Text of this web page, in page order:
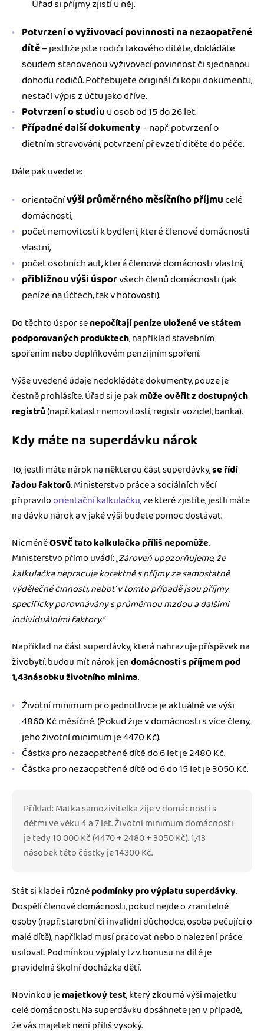
Úřad si příjmy zjistí u něj.
Potvrzení o vyživovací povinnosti na nezaopatřené
dítě– jestliže jste rodiči takového dítěte, dokládáte
soudem stanovenou vyživovací povinnost či sjednanou
dohodu rodičů. Potřebujete originál či kopii dokumentu,
nestačí výpis z účtu jako dříve.
Potvrzení o studiuu osob od 15 do 26 let.
Případné další dokumenty– např. potvrzení o
dietním stravování, potvrzení převzetí dítěte do péče.
Dále pak uvedete:
orientačnívýši průměrného měsíčního příjmucelé
domácnosti,
počet nemovitostí k bydlení, které členové domácnosti
vlastní,
počet osobních aut, která členové domácnosti vlastní,
přibližnou výši úsporvšech členů domácnosti (jak
peníze na účtech, tak v hotovosti).
Do těchto úspor senepočítají peníze uložené ve státem
podporovaných produktech, například stavebním
spořením nebo doplňkovém penzijním spoření.
Výše uvedené údaje nedokládáte dokumenty, pouze je
čestně prohlásíte. Úřad si je pakmůže ověřit z dostupných
registrů(např. katastr nemovitostí, registr vozidel, banka).
Kdy máte na superdávku nárok
To, jestli máte nárok na některou část superdávky,se řídí
řadou faktorů. Ministerstvo práce a sociálních věcí
připraviloorientační kalkulačku, ze které zjistíte, jestli máte
na dávku nárok a v jaké výši budete pomoc dostávat.
NicméněOSVČ tato kalkulačka příliš nepomůže.
Ministerstvo přímo uvádí:„Zároveň upozorňujeme, že
kalkulačka nepracuje korektně s příjmy ze samostatně
výdělečné činnosti, neboť v tomto případě jsou příjmy
specificky porovnávány s průměrnou mzdou a dalšími
individuálními faktory.“
Například na část superdávky, která nahrazuje příspěvek na
živobytí, budou mít nárok jendomácnosti s příjmem pod
1,43násobku životního minima.
Životní minimum pro jednotlivce je aktuálně ve výši
4860 Kč měsíčně. (Pokud žije v domácnosti s více členy,
jeho životní minimum je 4470 Kč).
Částka pro nezaopatřené dítě do 6 let je 2480 Kč.
Částka pro nezaopatřené dítě od 6 do 15 let je 3050 Kč.
Příklad: Matka samoživitelka žije v domácnosti s
dětmi ve věku 4 a 7 let. Životní minimum domácnosti
je tedy 10 000 Kč (4470 + 2480 + 3050 Kč). 1,43
násobek této částky je 14300 Kč.
Stát si klade i různépodmínky pro výplatu superdávky.
Dospělí členové domácnosti, pokud nejde o zranitelné
osoby (např. starobní či invalidní důchodce, osoba pečující o
malé dítě), například musí pracovat nebo o nalezení práce
usilovat. Podmínkou výplaty tzv. bonusu na dítě je
pravidelná školní docházka dětí.
Novinkou jemajetkový test, který zkoumá výši majetku
celé domácnosti. Na superdávku dosáhnete jen v případě,
že vás majetek není příliš vysoký.